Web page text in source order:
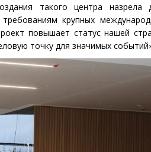
такого центра
крупных
повышает статус нашей
точку для значимых